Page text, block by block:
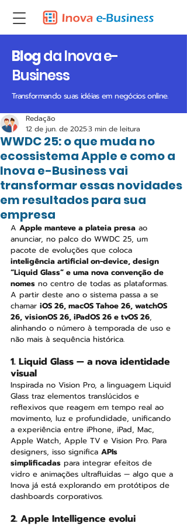
Blogda Inova e-
Business
Transformando suas idéias em negócios online.
WWDC 25: o que muda no
ecossistema Apple e como a
Inova e-Business vai
transformar essas novidades
em resultados para sua
empresa
Redação
12 de jun. de 20253 min de leitura
A Apple manteve a plateia presa ao
anunciar, no palco do WWDC 25, um
pacote de evoluções que coloca
inteligência artificial on-device, design
“Liquid Glass” e uma nova convenção de
nomes no centro de todas as plataformas.
A partir deste ano o sistema passa a se
chamar iOS 26, macOS Tahoe 26, watchOS
26, visionOS 26, iPadOS 26 e tvOS 26,
alinhando o número à temporada de uso e
não mais à sequência histórica.
1. Liquid Glass — a nova identidade
visual
Inspirada no Vision Pro, a linguagem Liquid
Glass traz elementos translúcidos e
reflexivos que reagem em tempo real ao
movimento, luz e profundidade, unificando
a experiência entre iPhone, iPad, Mac,
Apple Watch, Apple TV e Vision Pro. Para
designers, isso significa APIs
simplificadas para integrar efeitos de
vidro e animações ultrafluidas — algo que a
Inova já está explorando em protótipos de
dashboards corporativos.
2. Apple Intelligence evolui